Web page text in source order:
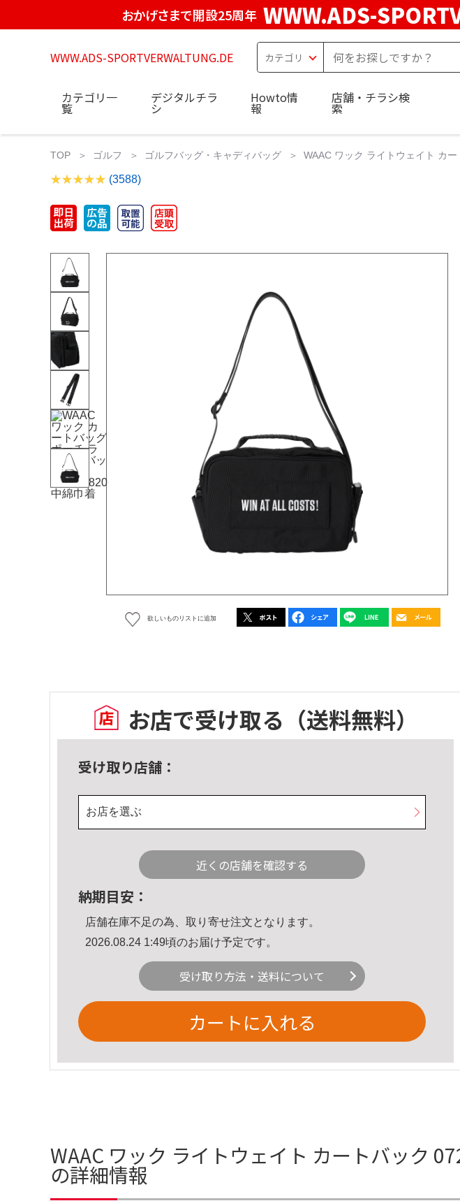
おかげさまで開設25周年 WWW.ADS-
WWW.ADS-SPORTVERWALTUNG.DE
カテゴリ一
覧
デジタルチラ
シ
Howto情
報
店舗・チラシ検
索
TOP ゴルフ ゴルフバッグ・キャディバッグ WAAC ワック ライトウェイト カ
(3588)
欲しいものリストに追加
お店で受け取る （送料無料）
受け取り店舗：
お店を選ぶ
近くの店舗を確認する
納期目安：
店舗在庫不足の為、取り寄せ注文となります。
2026.08.24 1:49頃のお届け予定です。
受け取り方法・送料について
カートに入れる
WAAC ワック ライトウェイト カートバック
の詳細情報